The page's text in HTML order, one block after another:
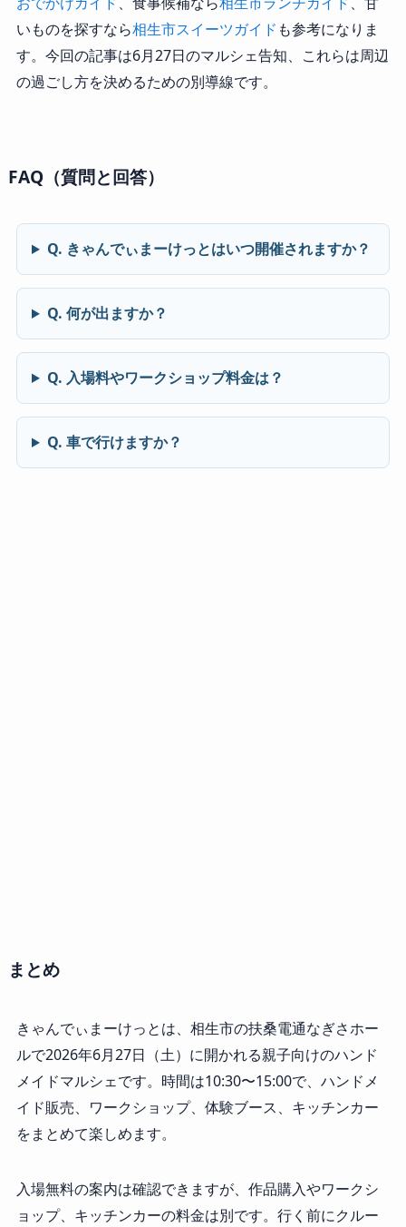
いものを探すなら相生市スイーツガイド も参考になりま
す。今回の記事は6月27日のマルシェ告知、これらは周辺
の過ごし方を決めるための別導線です。
FAQ（質問と回答）
Q. きゃんでぃまーけっとはいつ開催されますか？
Q. 何が出ますか？
Q. 入場料やワークショップ料金は？
Q. 車で行けますか？
まとめ
きゃんでぃまーけっとは、相生市の扶桑電通なぎさホー
ルで2026年6月27日（土）に開かれる親子向けのハンド
メイドマルシェです。時間は10:30〜15:00で、ハンドメ
イド販売、ワークショップ、体験ブース、キッチンカー
をまとめて楽しめます。
入場無料の案内は確認できますが、作品購入やワークシ
ョップ、キッチンカーの料金は別です。行く前にクルー